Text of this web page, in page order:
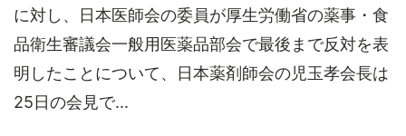
に対し、日本医師会の委員が厚生労働省の薬事・食
品衛生審議会一般用医薬品部会で最後まで反対を表
明したことについて、日本薬剤師会の児玉孝会長は
25日の会見で...